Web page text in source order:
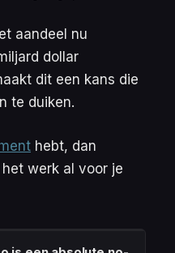
aandeel nu
dollar
dit een kans die
te duiken.
hebt, dan
werk al voor je